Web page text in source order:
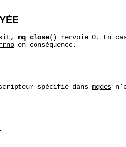
mq_close() renvoie 0. En
en conséquence.
spécifié dans
mqdes